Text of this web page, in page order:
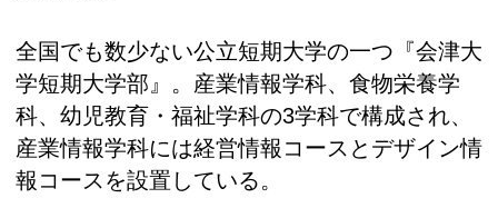
全国でも数少ない公立短期大学の一つ『会津大
学短期大学部』。産業情報学科、食物栄養学
科、幼児教育・福祉学科の3学科で構成され、
産業情報学科には経営情報コースとデザイン情
報コースを設置している。